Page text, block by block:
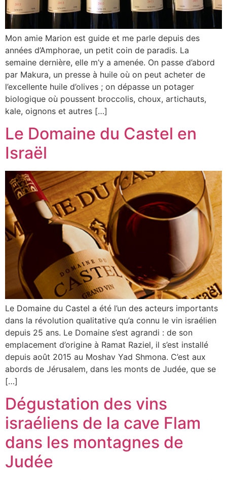
Mon amie Marion est guide et me parle depuis des
années d’Amphorae, un petit coin de paradis. La
semaine dernière, elle m’y a amenée. On passe d’abord
par Makura, un presse à huile où on peut acheter de
l’excellente huile d’olives ; on dépasse un potager
biologique où poussent broccolis, choux, artichauts,
kale, oignons et autres […]
Le Domaine du Castel en
Israël
Le Domaine du Castel a été l’un des acteurs importants
dans la révolution qualitative qu’a connu le vin israélien
depuis 25 ans. Le Domaine s’est agrandi : de son
emplacement d’origine à Ramat Raziel, il s’est installé
depuis août 2015 au Moshav Yad Shmona. C’est aux
abords de Jérusalem, dans les monts de Judée, que se
[…]
Dégustation des vins
israéliens de la cave Flam
dans les montagnes de
Judée